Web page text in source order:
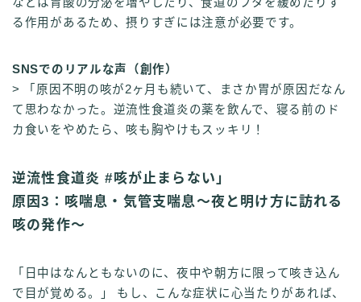
る作用があるため、摂りすぎには注意が必要です。
SNSでのリアルな声（創作）
> 「原因不明の咳が2ヶ月も続いて、まさか胃が原因だなん
て思わなかった。逆流性食道炎の薬を飲んで、寝る前のド
カ食いをやめたら、咳も胸やけもスッキリ！
逆流性食道炎 #咳が止まらない」
原因3：咳喘息・気管支喘息〜夜と明け方に訪れる
咳の発作〜
「日中はなんともないのに、夜中や朝方に限って咳き込ん
で目が覚める。」 もし、こんな症状に心当たりがあれば、